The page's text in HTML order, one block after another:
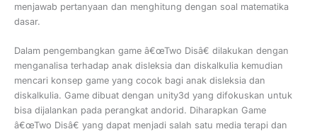
menjawab pertanyaan dan menghitung dengan soal matematika
dasar.
Dalam pengembangkan game â€œTwo Disâ€ dilakukan dengan
menganalisa terhadap anak disleksia dan diskalkulia kemudian
mencari konsep game yang cocok bagi anak disleksia dan
diskalkulia. Game dibuat dengan unity3d yang difokuskan untuk
bisa dijalankan pada perangkat andorid. Diharapkan Game
â€œTwo Disâ€ yang dapat menjadi salah satu media terapi dan